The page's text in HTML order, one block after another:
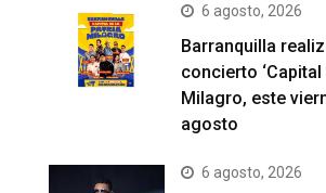
6 agosto, 2026
Barranquilla
concierto
Milagro, este
agosto
6 agosto, 2026